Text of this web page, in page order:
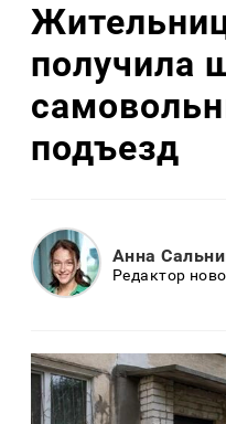
получила
подъезд
Анна
Редактор